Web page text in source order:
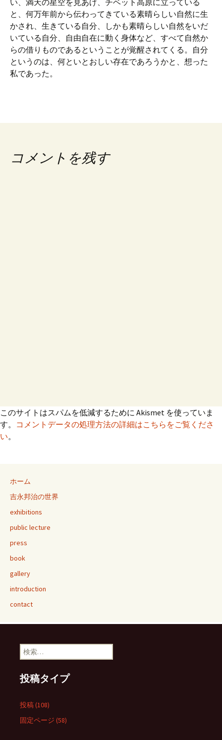
と、何万年前から伝わってきている素晴らしい自然に生
かされ、生きている自分、しかも素晴らしい自然をいだ
いている自分、自由自在に動く身体など、すべて自然か
らの借りものであるということが覚醒されてくる。自分
というのは、何といとおしい存在であろうかと、想った
私であった。
コメントを残す
このサイトはスパムを低減するために Akismet を使っていま
す。 コメントデータの処理方法の詳細はこちらをご覧くださ
い。
ホーム
吉永邦治の世界
exhibitions
public lecture
press
book
gallery
introduction
contact
検
索:
投稿タイプ
投稿 (108)
固定ページ (58)